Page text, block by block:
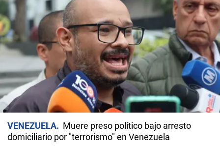
VENEZUELA
Muere preso político bajo arresto
domiciliario por "terrorismo" en Venezuela